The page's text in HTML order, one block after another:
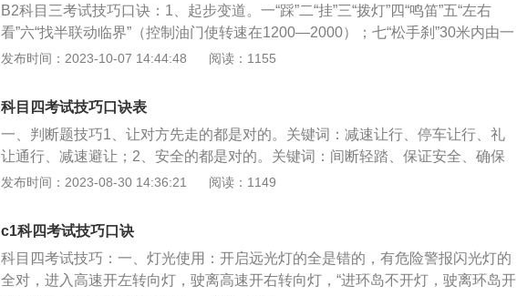
B2科目三考试技巧口诀：1、起步变道。一“踩”二“挂”三“拨灯”四“鸣笛”五“左右
看”六“找半联动临界”（控制油门使转速在1200—2000）；七“松手刹”30米内由一
档换二档。80米内由二档换三档。2、靠边停车。当听到语音提示后，打开右转
合，看倒车镜，右打方向45度，同时待速度降到10km/h，踩离合减一档，等车头
中间对线时回打方向90度，待车头摆正回方向。等雨刷器钝角卡线，摆正车，停
车，退档，拉手刹，抬离合，松刹车，关车转向灯。3、路口直行。当听到语音
提示后，踩刹车，左右看。若车速大于35km/h，点刹车，降速到35km/h以下。
4、自由变速。过了十字路口以后，等人对上50公里限速标志，打右转向灯，等
区域。当听到语音提示后，踩刹车，左右看。6、变更车道同上（打左转向
灯）。7、十字路口左转。当听到语音提示后，打左转向灯，到第一个箭头松掉
油门，若绿灯状况下，在第三个箭头处减速，减二档，左右观察，左转通过路
发布时间：2023-10-07 14:44:48 阅读：1155
科目四考试技巧口诀表
一、判断题技巧1、让对方先走的都是对的。关键词：减速让行、停车让行、礼
让通行、减速避让；2、安全的都是对的。关键词：间断轻踏、保证安全、确保
安全、安全通过；3、观察的都是对的。关键词：减速观察、左右观察、停车观
稳、逐渐、慢慢通过、将速度降低、匀速下降；5、决策武断的都是错的。关键
词：只要、只用、只需、就可以了；6、速度题快的都是错的。关键词：立即、
直接、加速通过、迅速通过、急打方向盘、猛打方向盘、迅速向左右躲避、紧急
制动；7、关于紧急制动都是错的。关键词：紧急制动、急踩刹车。二、超车限
发布时间：2023-08-30 14:36:21 阅读：1149
c1科四考试技巧口诀
科目四考试技巧：一、灯光使用：开启远光灯的全是错的，有危险警报闪光灯的
全对，进入高速开左转向灯，驶离高速开右转向灯，“进环岛不开灯，驶离环岛开